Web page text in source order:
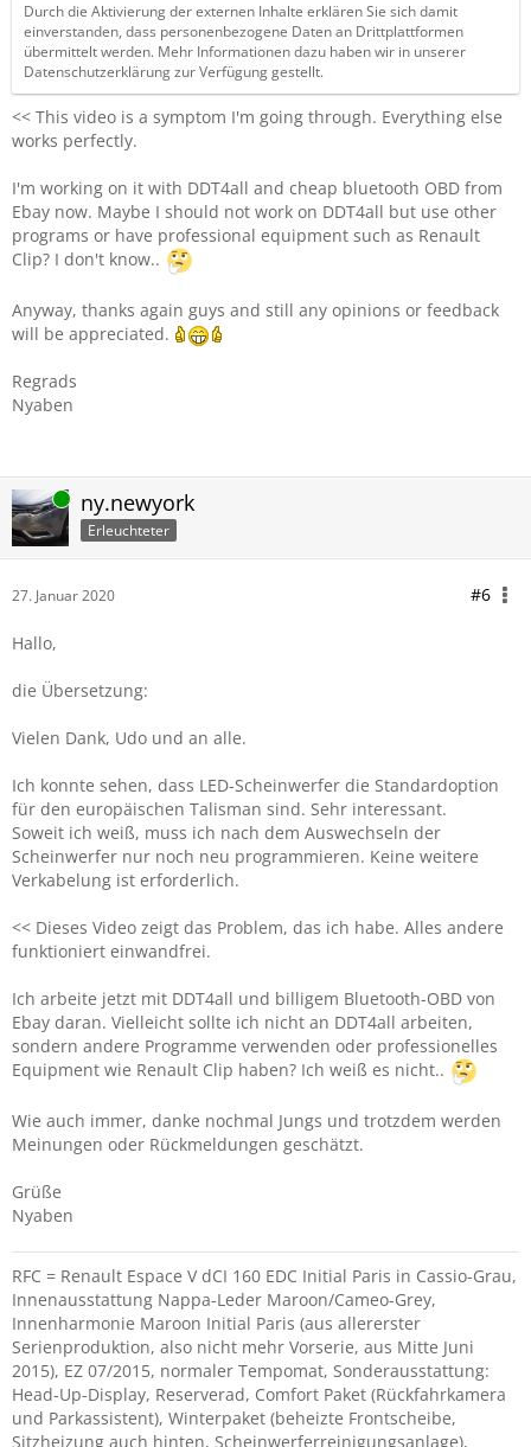
Durch die Aktivierung der externen Inhalte erklären Sie sich damit
einverstanden, dass personenbezogene Daten an Drittplattformen
übermittelt werden. Mehr Informationen dazu haben wir in unserer
Datenschutzerklärung zur Verfügung gestellt.
<< This video is a symptom I'm going through. Everything else
works perfectly.
I'm working on it with DDT4all and cheap bluetooth OBD from
Ebay now. Maybe I should not work on DDT4all but use other
programs or have professional equipment such as Renault
Clip? I don't know..
Anyway, thanks again guys and still any opinions or feedback
will be appreciated.
Regrads
Nyaben
Online ny.newyork
Erleuchteter
27. Januar 2020 #6
Hallo,
die Übersetzung:
Vielen Dank, Udo und an alle.
Ich konnte sehen, dass LED-Scheinwerfer die Standardoption
für den europäischen Talisman sind. Sehr interessant.
Soweit ich weiß, muss ich nach dem Auswechseln der
Scheinwerfer nur noch neu programmieren. Keine weitere
Verkabelung ist erforderlich.
<< Dieses Video zeigt das Problem, das ich habe. Alles andere
funktioniert einwandfrei.
Ich arbeite jetzt mit DDT4all und billigem Bluetooth-OBD von
Ebay daran. Vielleicht sollte ich nicht an DDT4all arbeiten,
sondern andere Programme verwenden oder professionelles
Equipment wie Renault Clip haben? Ich weiß es nicht..
Wie auch immer, danke nochmal Jungs und trotzdem werden
Meinungen oder Rückmeldungen geschätzt.
Grüße
Nyaben
RFC = Renault Espace V dCI 160 EDC Initial Paris in Cassio-Grau,
Innenausstattung Nappa-Leder Maroon/Cameo-Grey,
Innenharmonie Maroon Initial Paris (aus allererster
Serienproduktion, also nicht mehr Vorserie, aus Mitte Juni
2015), EZ 07/2015, normaler Tempomat, Sonderausstattung:
Head-Up-Display, Reserverad, Comfort Paket (Rückfahrkamera
und Parkassistent), Winterpaket (beheizte Frontscheibe,
Sitzheizung auch hinten, Scheinwerferreinigungsanlage),